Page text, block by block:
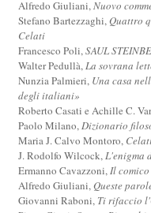
Alfredo Giuliani,Nuovo
Stefano Bartezzaghi,Quattro
Celati
Francesco Poli,SAUL
Walter Pedullà,La sovrana
Nunzia Palmieri, Una casa
degli italiani»
Roberto Casati e Achille C.
Paolo Milano,Dizionario
Maria J. Calvo Montoro,
J. Rodolfo Wilcock,L'enigma
Ermanno Cavazzoni,Il
Alfredo Giuliani,Queste
Giovanni Raboni, Ti rifaccio